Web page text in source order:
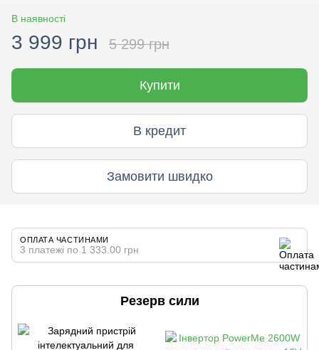
В наявності
3 999 грн 5 299 грн
Купити
В кредит
Замовити швидко
ОПЛАТА ЧАСТИНАМИ
3 платежі по 1 333.00 грн
Резерв сили